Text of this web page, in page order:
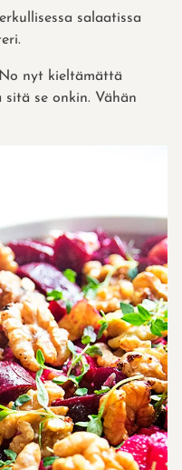
salaatissa
nyt kieltämättä
se onkin. Vähän